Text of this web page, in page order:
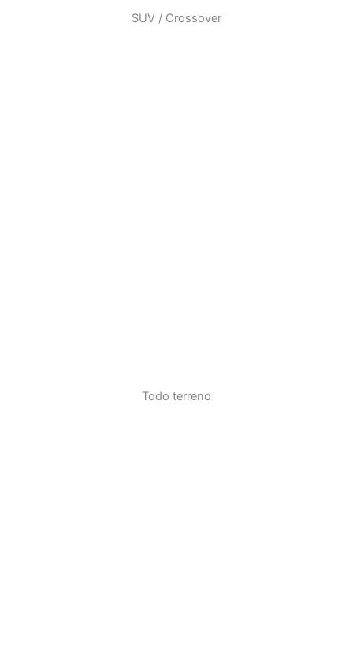
SUV / Crossover
Todo terreno